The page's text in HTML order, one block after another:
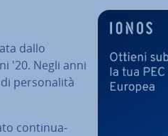
dallo
'20. Negli anni
per­so­na­li­tà
con­ti­nua­